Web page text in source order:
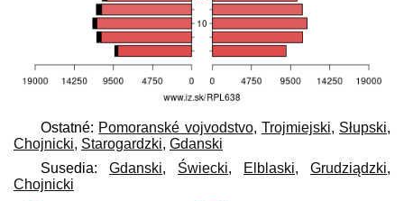
Ostatné: Pomoranské vojvodstvo, Trojmiejski, Słupski,
Chojnicki, Starogardzki, Gdanski
Susedia: Gdanski, Świecki, Elblaski, Grudziądzki,
Chojnicki